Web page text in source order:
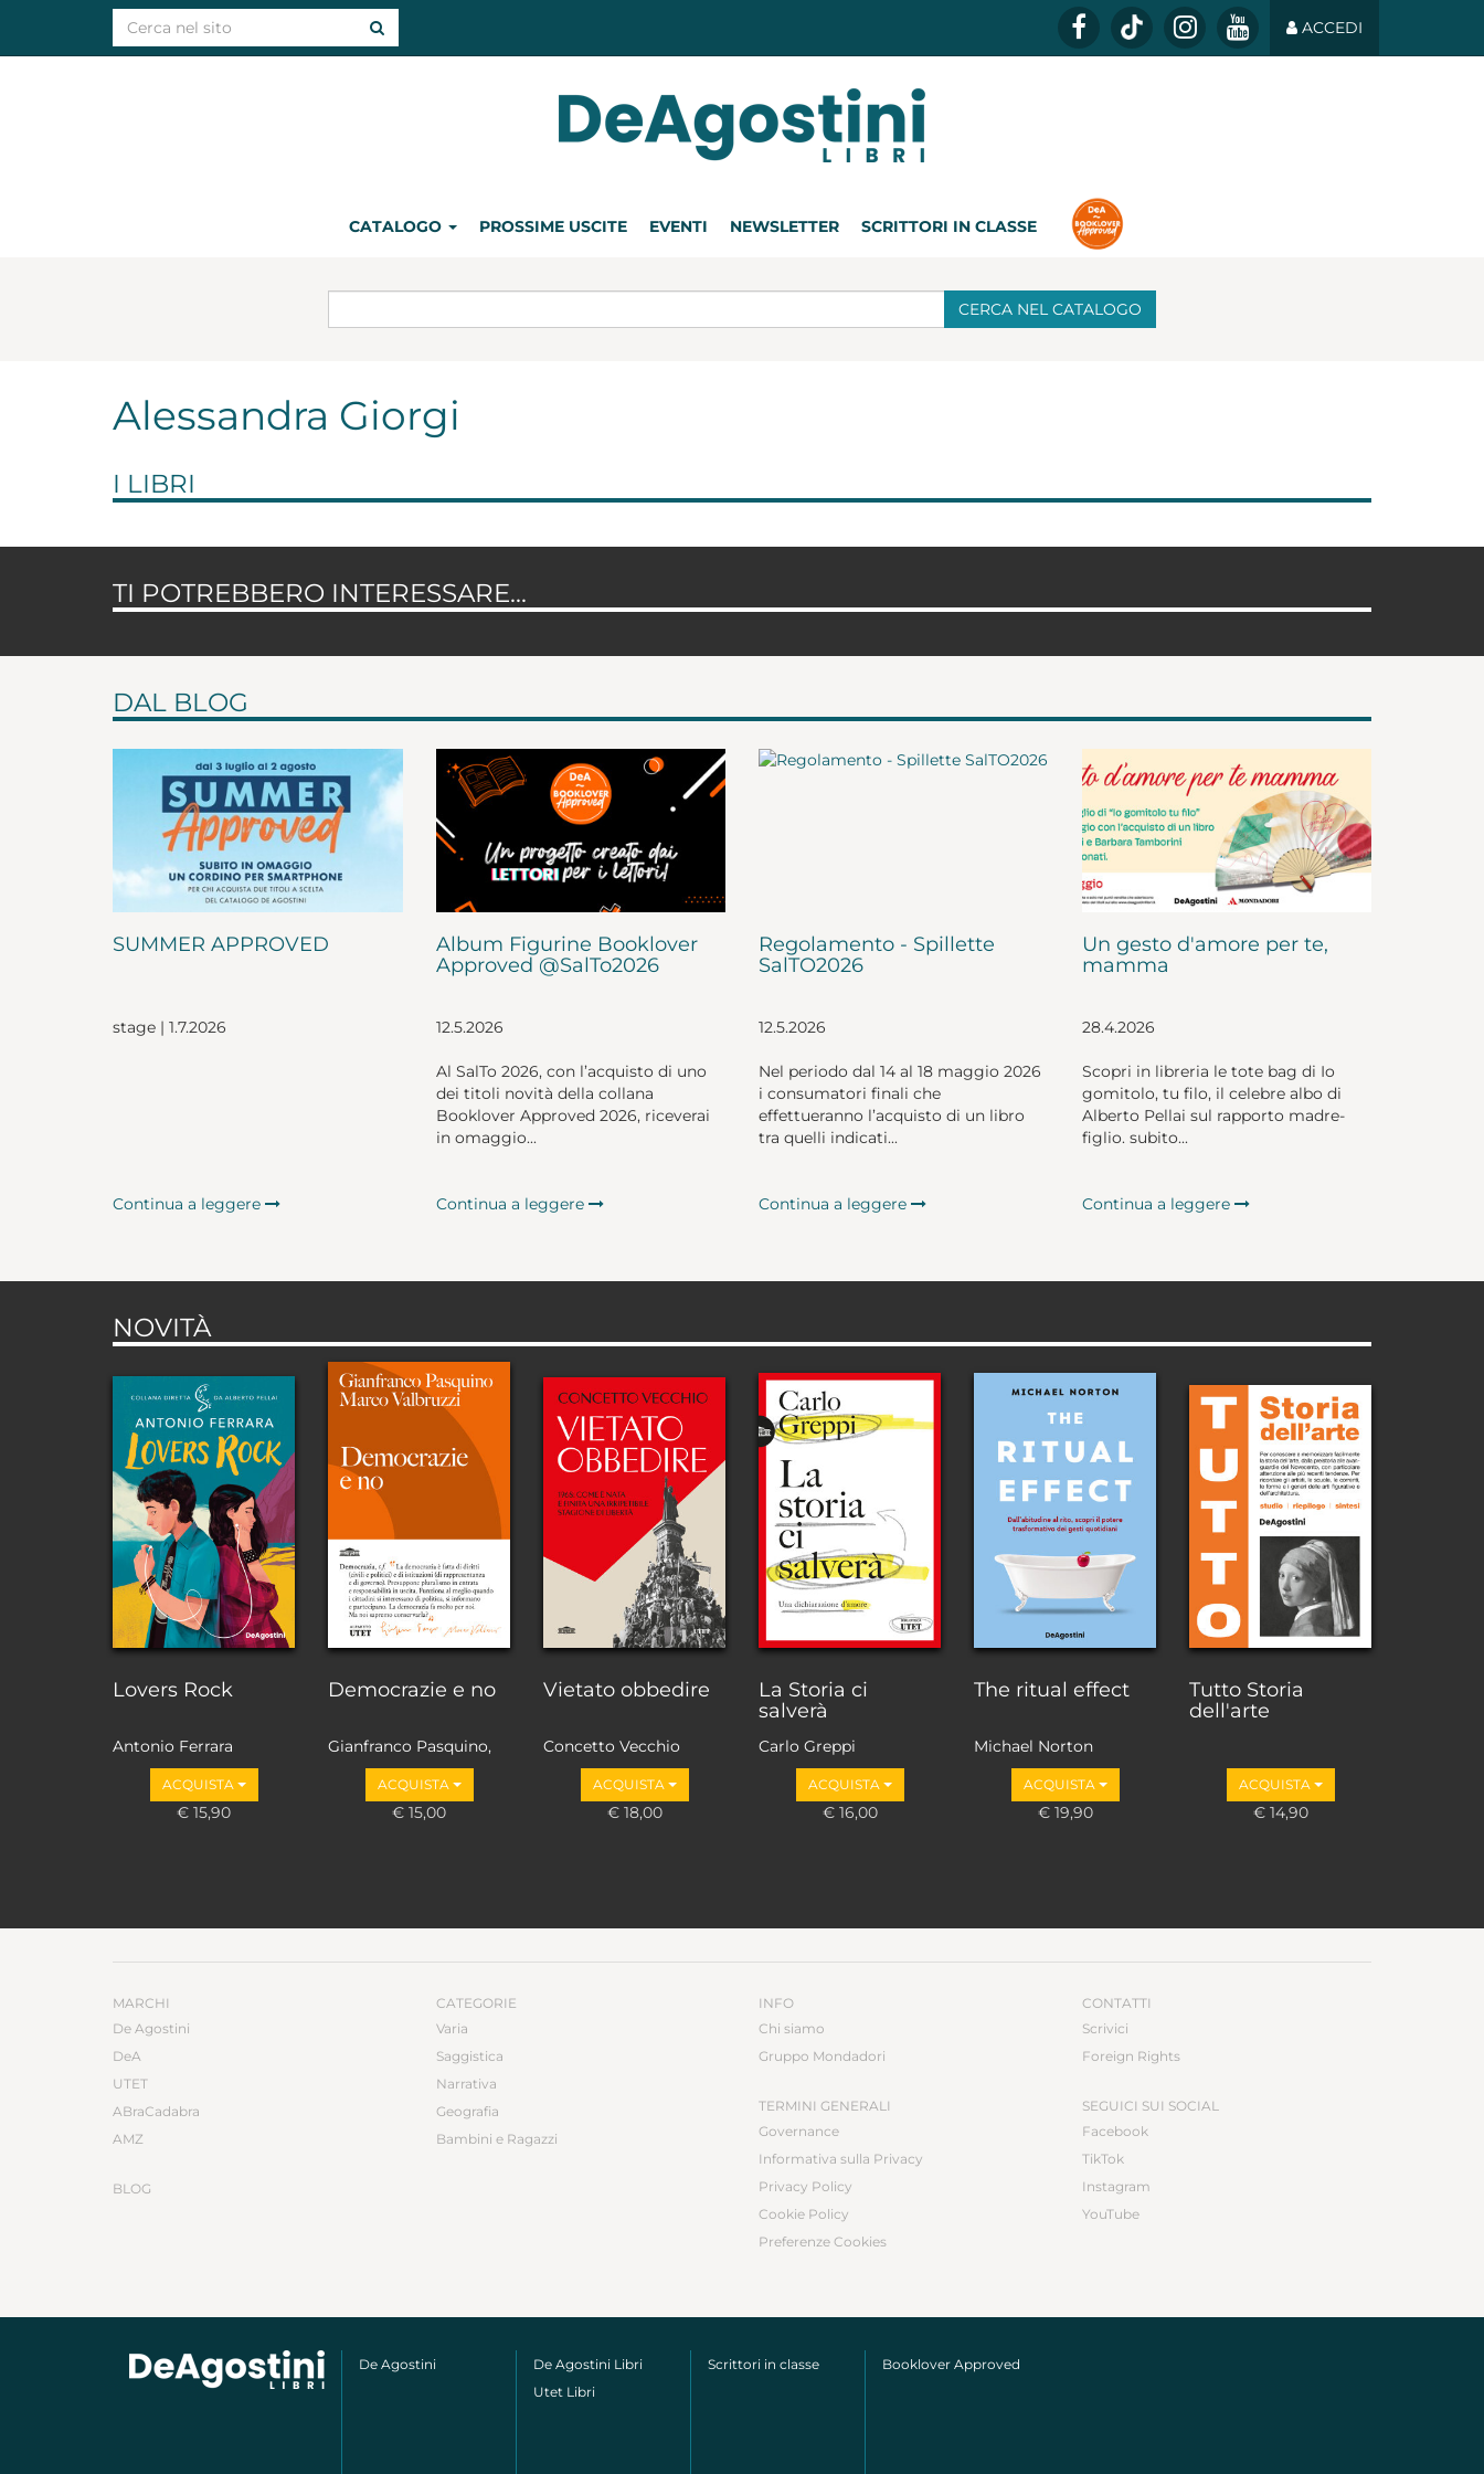
ACCEDI
CATALOGO PROSSIME USCITE EVENTI NEWSLETTER SCRITTORI IN CLASSE
CERCA NEL CATALOGO
Alessandra Giorgi
I LIBRI
TI POTREBBERO INTERESSARE...
DAL BLOG
SUMMER APPROVED
stage | 1.7.2026
Continua a leggere
Album Figurine Booklover
Approved @SalTo2026
12.5.2026
Al SalTo 2026, con l’acquisto di uno
dei titoli novità della collana
Booklover Approved 2026, riceverai
in omaggio...
Continua a leggere
Regolamento - Spillette
SalTO2026
12.5.2026
Nel periodo dal 14 al 18 maggio 2026
i consumatori finali che
effettueranno l’acquisto di un libro
tra quelli indicati...
Continua a leggere
Un gesto d'amore per te,
mamma
28.4.2026
Scopri in libreria le tote bag di Io
gomitolo, tu filo, il celebre albo di
Alberto Pellai sul rapporto madre-
figlio. subito...
Continua a leggere
NOVITÀ
Lovers Rock
Antonio Ferrara
ACQUISTA
€ 15,90
Democrazie e no
Gianfranco Pasquino,
Marco Valbruzzi
ACQUISTA
€ 15,00
Vietato obbedire
Concetto Vecchio
ACQUISTA
€ 18,00
La Storia ci
salverà
Carlo Greppi
ACQUISTA
€ 16,00
The ritual effect
Michael Norton
ACQUISTA
€ 19,90
Tutto Storia
dell'arte
ACQUISTA
€ 14,90
MARCHI
De Agostini
DeA
UTET
ABraCadabra
AMZ
BLOG
CATEGORIE
Varia
Saggistica
Narrativa
Geografia
Bambini e Ragazzi
INFO
Chi siamo
Gruppo Mondadori
TERMINI GENERALI
Governance
Informativa sulla Privacy
Privacy Policy
Cookie Policy
Preferenze Cookies
CONTATTI
Scrivici
Foreign Rights
SEGUICI SUI SOCIAL
Facebook
TikTok
Instagram
YouTube
De Agostini
De Agostini Libri
Utet Libri
Scrittori in classe Booklover Approved